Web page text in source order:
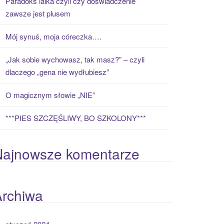
zawsze jest plusem
Mój synuś, moja córeczka….
„Jak sobie wychowasz, tak masz?” – czyli
dlaczego „gena nie wydłubiesz”
O magicznym słowie „NIE”
***PIES SZCZĘŚLIWY, BO SZKOLONY***
komentarze